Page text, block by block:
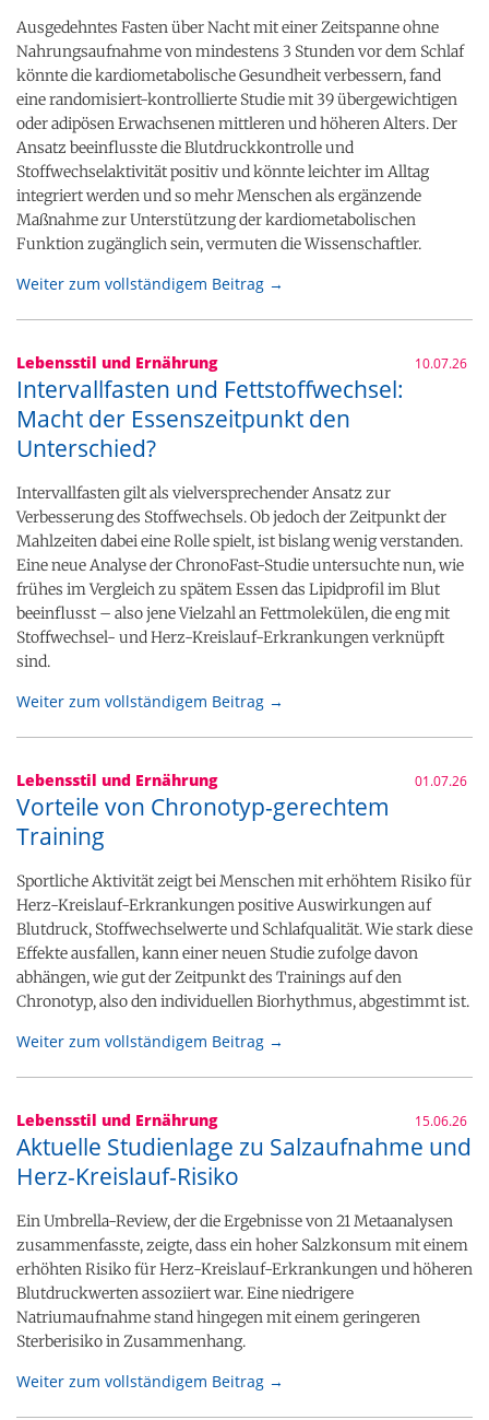
Ausgedehntes Fasten über Nacht mit einer Zeitspanne ohne
Nahrungsaufnahme von mindestens 3 Stunden vor dem Schlaf
könnte die kardiometabolische Gesundheit verbessern, fand
eine randomisiert-kontrollierte Studie mit 39 übergewichtigen
oder adipösen Erwachsenen mittleren und höheren Alters. Der
Ansatz beeinflusste die Blutdruckkontrolle und
Stoffwechselaktivität positiv und könnte leichter im Alltag
integriert werden und so mehr Menschen als ergänzende
Maßnahme zur Unterstützung der kardiometabolischen
Funktion zugänglich sein, vermuten die Wissenschaftler.
Weiter zum vollständigem Beitrag →
Lebensstil und Ernährung 10.07.26
Intervallfasten und Fettstoffwechsel:
Macht der Essenszeitpunkt den
Unterschied?
Intervallfasten gilt als vielversprechender Ansatz zur
Verbesserung des Stoffwechsels. Ob jedoch der Zeitpunkt der
Mahlzeiten dabei eine Rolle spielt, ist bislang wenig verstanden.
Eine neue Analyse der ChronoFast-Studie untersuchte nun, wie
frühes im Vergleich zu spätem Essen das Lipidprofil im Blut
beeinflusst – also jene Vielzahl an Fettmolekülen, die eng mit
Stoffwechsel- und Herz-Kreislauf-Erkrankungen verknüpft
sind.
Weiter zum vollständigem Beitrag →
Lebensstil und Ernährung 01.07.26
Vorteile von Chronotyp-gerechtem
Training
Sportliche Aktivität zeigt bei Menschen mit erhöhtem Risiko für
Herz-Kreislauf-Erkrankungen positive Auswirkungen auf
Blutdruck, Stoffwechselwerte und Schlafqualität. Wie stark diese
Effekte ausfallen, kann einer neuen Studie zufolge davon
abhängen, wie gut der Zeitpunkt des Trainings auf den
Chronotyp, also den individuellen Biorhythmus, abgestimmt ist.
Weiter zum vollständigem Beitrag →
Lebensstil und Ernährung 15.06.26
Aktuelle Studienlage zu Salzaufnahme und
Herz-Kreislauf-Risiko
Ein Umbrella-Review, der die Ergebnisse von 21 Metaanalysen
zusammenfasste, zeigte, dass ein hoher Salzkonsum mit einem
erhöhten Risiko für Herz-Kreislauf-Erkrankungen und höheren
Blutdruckwerten assoziiert war. Eine niedrigere
Natriumaufnahme stand hingegen mit einem geringeren
Sterberisiko in Zusammenhang.
Weiter zum vollständigem Beitrag →